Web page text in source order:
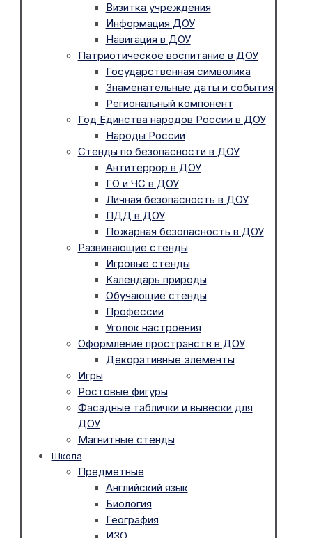
Визитка учреждения
Информация ДОУ
Навигация в ДОУ
Патриотическое воспитание в ДОУ
Государственная символика
Знаменательные даты и события
Региональный компонент
Год Единства народов России в ДОУ
Народы России
Стенды по безопасности в ДОУ
Антитеррор в ДОУ
ГО и ЧС в ДОУ
Личная безопасность в ДОУ
ПДД в ДОУ
Пожарная безопасность в ДОУ
Развивающие стенды
Игровые стенды
Календарь природы
Обучающие стенды
Профессии
Уголок настроения
Оформление пространств в ДОУ
Декоративные элементы
Игры
Ростовые фигуры
Фасадные таблички и вывески для
ДОУ
Магнитные стенды
Школа
Предметные
Английский язык
Биология
География